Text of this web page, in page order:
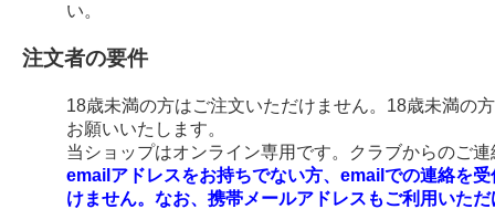
い。
注文者の要件
18歳未満の方はご注文いただけません。18歳未満の
お願いいたします。
当ショップはオンライン専用です。クラブからのご
emailアドレスをお持ちでない方、emailでの連絡を
けません。なお、携帯メールアドレスもご利用いた